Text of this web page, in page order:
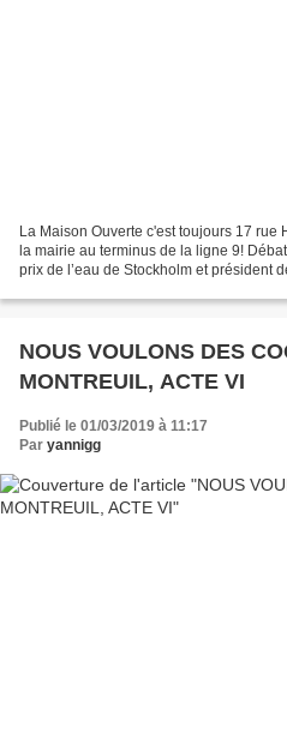
La Maison Ouverte c'est toujours 17
la mairie au terminus de la ligne 9!
prix de l’eau de Stockholm et président
NOUS VOULONS DES
MONTREUIL, ACTE VI
Publié le 01/03/2019 à 11:17
Par yannigg